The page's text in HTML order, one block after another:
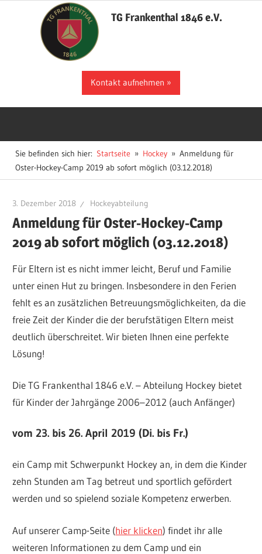
TG Frankenthal 1846 e.V.
Kontakt aufnehmen
Sie befinden sich hier: Startseite Hockey
Anmeldung für
Oster-Hockey-Camp 2019 ab sofort möglich (03.12.2018)
3. Dezember 2018 Hockeyabteilung
Anmeldung für Oster-Hockey-Camp
2019 ab sofort möglich (03.12.2018)
Für Eltern ist es nicht immer leicht, Beruf und Familie
unter einen Hut zu bringen. Insbesondere in den Ferien
fehlt es an zusätzlichen Betreuungsmöglichkeiten, da die
freie Zeit der Kinder die der berufstätigen Eltern meist
deutlich überschreitet. Wir bieten Ihnen eine perfekte
Lösung!
Die TG Frankenthal 1846 e.V. – Abteilung Hockey bietet
für Kinder der Jahrgänge 2006–2012 (auch Anfänger)
vom 23. bis 26. April 2019 (Di. bis Fr.)
ein Camp mit Schwerpunkt Hockey an, in dem die Kinder
zehn Stunden am Tag betreut und sportlich gefördert
werden und so spielend soziale Kompetenz erwerben.
Auf unserer Camp-Seite (hier klicken) findet ihr alle
weiteren Informationen zu dem Camp und ein